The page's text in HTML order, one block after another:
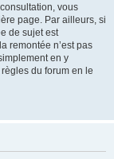
vous
page. Par ailleurs, si
de sujet est
remontée n’est pas
en y
du forum en le